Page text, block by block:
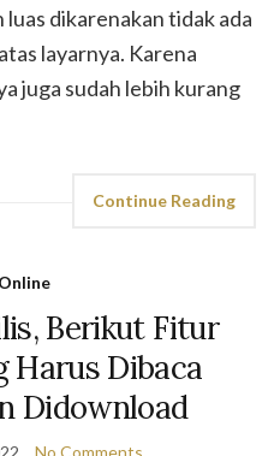
dikarenakan tidak ada
layarnya. Karena
juga sudah lebih kurang
Continue Reading
Berikut Fitur
Harus Dibaca
Didownload
No Comments